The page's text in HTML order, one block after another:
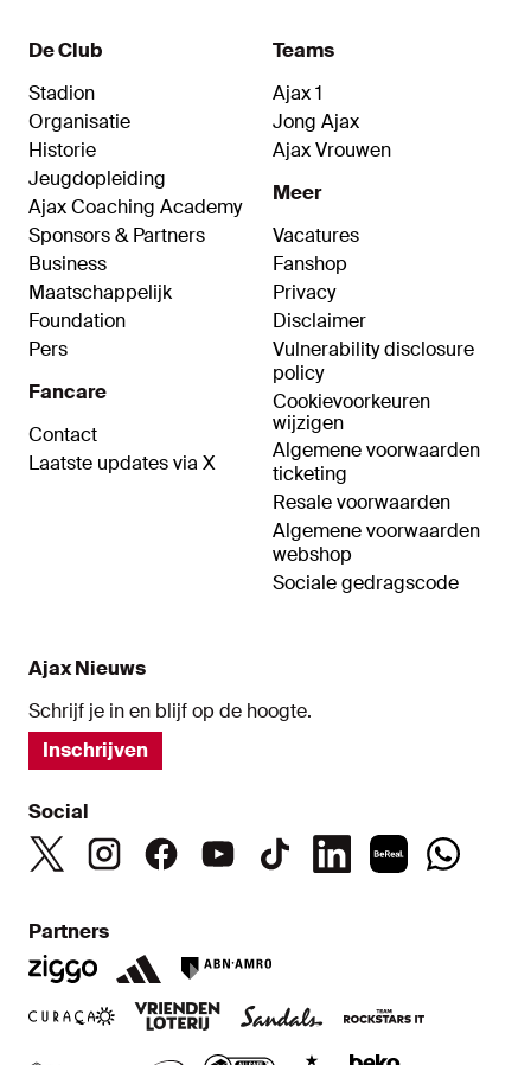
De Club
Stadion
Organisatie
Historie
Jeugdopleiding
Ajax Coaching Academy
Sponsors & Partners
Business
Maatschappelijk
Foundation
Pers
Fancare
Contact
Laatste updates via X
Teams
Ajax 1
Jong Ajax
Ajax Vrouwen
Meer
Vacatures
Fanshop
Privacy
Disclaimer
Vulnerability disclosure
policy
Cookievoorkeuren
wijzigen
Algemene voorwaarden
ticketing
Resale voorwaarden
Algemene voorwaarden
webshop
Sociale gedragscode
Ajax Nieuws
Schrijf je in en blijf op de hoogte.
Inschrijven
Social
Partners